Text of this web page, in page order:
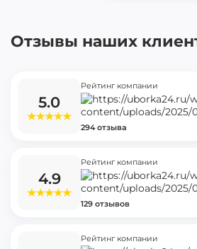
Отзывы наших
5.0
Рейтинг компании
294 отзыва
4.9
Рейтинг компании
129 отзывов
Рейтинг компании